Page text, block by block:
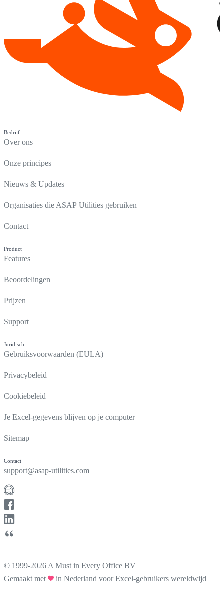
Bedrijf
Over ons
Onze principes
Nieuws & Updates
Organisaties die ASAP Utilities gebruiken
Contact
Product
Features
Beoordelingen
Prijzen
Support
Juridisch
Gebruiksvoorwaarden (EULA)
Privacybeleid
Cookiebeleid
Je Excel-gegevens blijven op je computer
Sitemap
Contact
support@asap-utilities.com
© 1999-2026 A Must in Every Office BV
Gemaakt met
in Nederland voor Excel-gebruikers wereldwijd